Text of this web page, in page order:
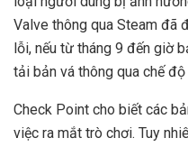
Valve thông qua Steam đã
lỗi, nếu từ tháng 9 đến giờ
tải bản vá thông qua chế
Check Point cho biết các
việc ra mắt trò chơi. Tuy